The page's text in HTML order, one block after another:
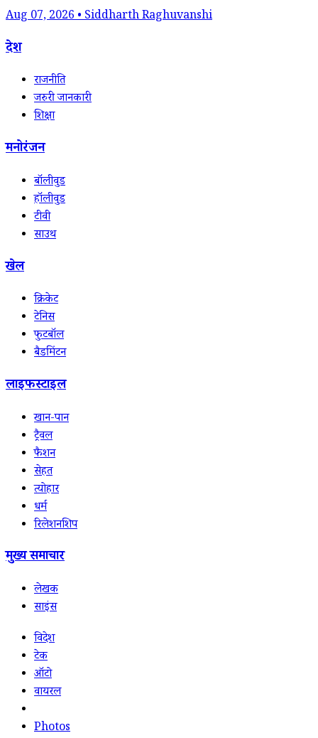
Aug 07, 2026 • Siddharth Raghuvanshi
देश
राजनीति
जरुरी जानकारी
शिक्षा
मनोरंजन
बॉलीवुड
हॉलीवुड
टीवी
साउथ
खेल
क्रिकेट
टेनिस
फुटबॉल
बैडमिंटन
लाइफस्टाइल
खान-पान
ट्रैवल
फैशन
सेहत
त्योहार
धर्म
रिलेशनशिप
मुख्य समाचार
लेखक
साइंस
विदेश
टेक
ऑटो
वायरल
Photos